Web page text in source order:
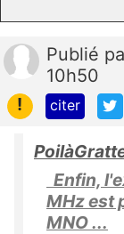
Publié
10h50
!
citer
Enfin,
MHz est
MNO ...